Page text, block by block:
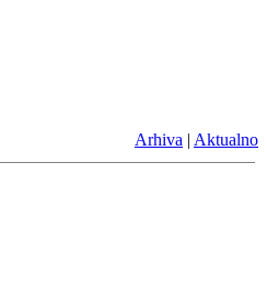
Arhiva | Aktualno